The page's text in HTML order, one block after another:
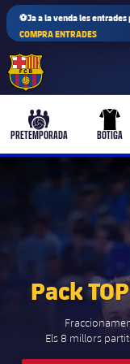
⚽Ja a la venda les
COMPRA ENTRADES
b-play
PRETEMPORADA BOTIGA
PLUSICON
Primer equip
Femení
plusicon
més
Actualitat
Barça Atlètic
plusicon
Pack
Els 8 millors